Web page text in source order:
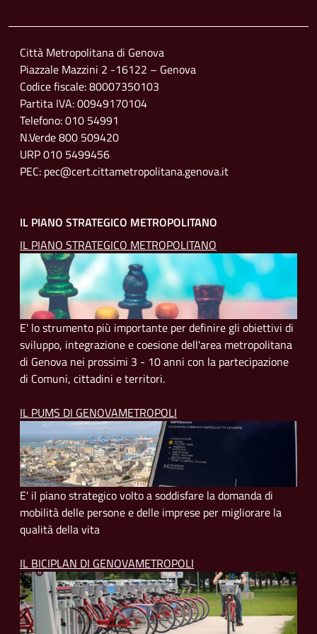
Città Metropolitana di Genova
Piazzale Mazzini 2 -16122 – Genova
Codice fiscale: 80007350103
Partita IVA: 00949170104
Telefono: 010 54991
N.Verde 800 509420
URP 010 5499456
PEC: pec@cert.cittametropolitana.genova.it
IL PIANO STRATEGICO METROPOLITANO
IL PIANO STRATEGICO METROPOLITANO
E' lo strumento più importante per definire gli obiettivi di
sviluppo, integrazione e coesione dell'area metropolitana
di Genova nei prossimi 3 - 10 anni con la partecipazione
di Comuni, cittadini e territori.
IL PUMS DI GENOVAMETROPOLI
E' il piano strategico volto a soddisfare la domanda di
mobilità delle persone e delle imprese per migliorare la
qualità della vita
IL BICIPLAN DI GENOVAMETROPOLI